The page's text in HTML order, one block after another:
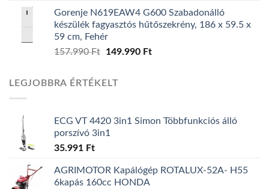
was:
139.990 Ft.
is:
119.990 Ft.
Gorenje N619EAW4 G600 Szabadonálló
készülék fagyasztós hűtőszekrény, 186 x 59.5 x
59 cm, Fehér
157.990Ft
Original
157.990 Ft.
149.990 FtCurrent
LEGJOBBRA ÉRTÉKELT
ECG VT 4420 3in1 Simon Többfunkciós álló
porszívó 3in1
35.991 Ft
AGRIMOTOR Kapálógép ROTALUX-52A- H55
6kapás 160cc HONDA